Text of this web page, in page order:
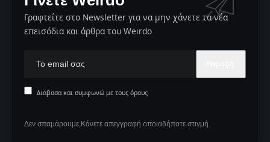
Γραφτείτε στο Newsletter για να μην χάνετε τα νέα
επεισόδια και άρθρα του Weirdo
Διάβασα και συμφωνώ με τους όρους
Δεν σπαμάρουμε,Κάνετε απεγγραφή οποιαδήποτε στιγμή.